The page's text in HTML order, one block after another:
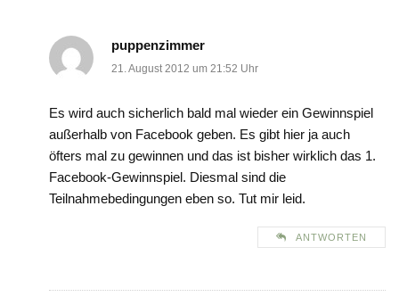
puppenzimmer
21. August 2012 um 21:52 Uhr
Es wird auch sicherlich bald mal wieder ein Gewinnspiel
außerhalb von Facebook geben. Es gibt hier ja auch
öfters mal zu gewinnen und das ist bisher wirklich das 1.
Facebook-Gewinnspiel. Diesmal sind die
Teilnahmebedingungen eben so. Tut mir leid.
ANTWORTEN